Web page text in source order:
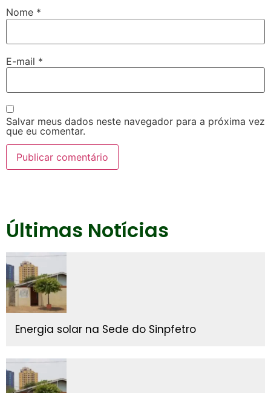
Nome *
E-mail *
Salvar meus dados neste navegador para a próxima vez
que eu comentar.
Últimas Notícias
Energia solar na Sede do Sinpfetro